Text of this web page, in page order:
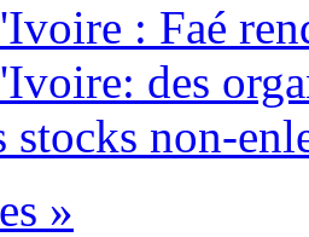
: Faé
des
stocks non-
»